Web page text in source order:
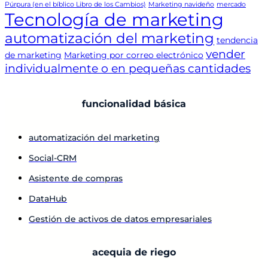
Púrpura (en el bíblico Libro de los Cambios) Marketing navideño mercado
Tecnología de marketing
automatización del marketing tendencia
de marketing Marketing por correo electrónico vender
individualmente o en pequeñas cantidades
funcionalidad básica
automatización del marketing
Social-CRM
Asistente de compras
DataHub
Gestión de activos de datos empresariales
acequia de riego